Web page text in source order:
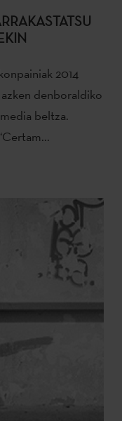
2014
denboraldiko
beltza.